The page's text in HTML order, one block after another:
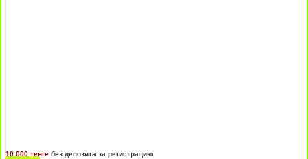
10 000 тенге без депозита за регистрацию